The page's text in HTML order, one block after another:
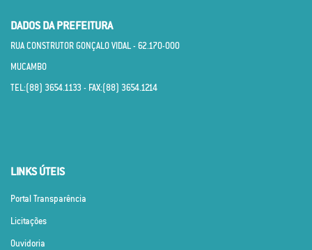
DADOS DA PREFEITURA
RUA CONSTRUTOR GONÇALO VIDAL - 62.170­-000
MUCAMBO
TEL:(88) 3654.1133 - FAX:(88) 3654.1214
LINKS ÚTEIS
Portal Transparência
Licitações
Ouvidoria